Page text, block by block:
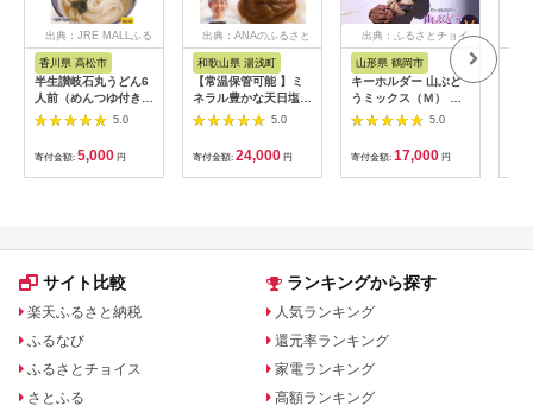
出典：JRE MALLふる
さと納税
香川県 高松市
半生讃岐石丸うどん6
人前（めんつゆ付き）
麺300g×2袋
5.0
寄付金額: 5,000 円
出典：ANAのふるさと
和歌山県 湯浅町
【常温保管可能 】ミ
ネラル豊かな天日塩だ
けで漬けた無添加梅干
し2kg 梅ボーイズ｜
B201_EP6024
5.0
寄付金額: 24,000 円
出典：ふるさとチョイ
山形県 鶴岡市
キーホルダー 山ぶど
うミックス（Ｍ） 山
形県鶴岡市 アトリエ
かおる | 山葡萄 雑貨
キーホルダー ギフト
贈り物 お取り寄せ 返
礼品
5.0
寄付金額: 17,000 円
サイト比較
楽天ふるさと納税
ふるなび
ふるさとチョイス
さとふる
ランキングから探す
人気ランキング
還元率ランキング
家電ランキング
高額ランキング